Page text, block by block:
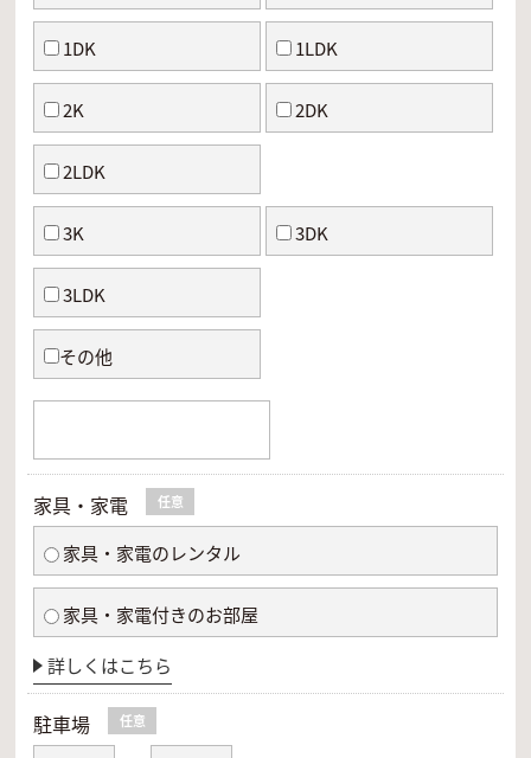
1DK 1LDK
2K 2DK
2LDK
3K 3DK
3LDK
その他
家具・家電 任意
家具・家電のレンタル
家具・家電付きのお部屋
詳しくはこちら
駐車場 任意